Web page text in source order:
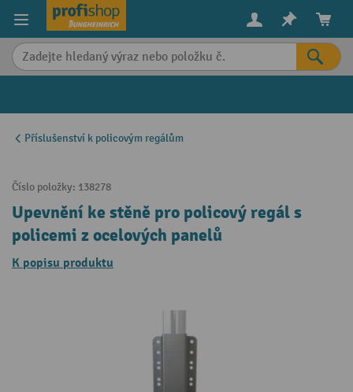
content
Příslušenství k policovým regálům
Číslo položky: 138278
Upevnění ke stěně pro policový regál s
policemi z ocelových panelů
K popisu produktu